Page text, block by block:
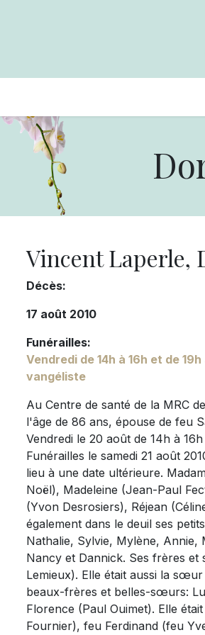
Vincent Laperle,
Décès:
17 août 2010
Funérailles:
Vendredi de 14h à 16h et de
vangéliste
Au Centre de santé de la MRC
l'âge de 86 ans, épouse de feu
Vendredi le 20 août de 14h à
Funérailles le samedi 21 août
lieu à une date ultérieure.
Noël), Madeleine (Jean-Paul
(Yvon Desrosiers), Réjean
également dans le deuil ses
Nathalie, Sylvie, Mylène, Annie,
Nancy et Dannick. Ses frères
Lemieux). Elle était aussi la
beaux-frères et belles-sœurs:
Florence (Paul Ouimet). Elle
Fournier), feu Ferdinand (feu